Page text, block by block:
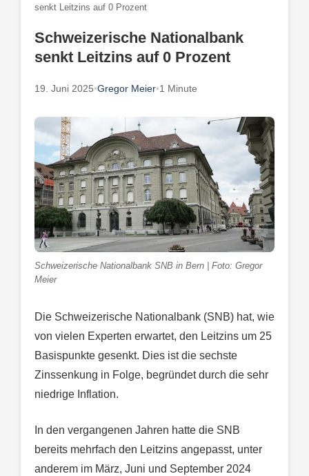
senkt Leitzins auf 0 Prozent
Schweizerische Nationalbank
senkt Leitzins auf 0 Prozent
19. Juni 2025•Gregor Meier•1 Minute
Schweizerische Nationalbank SNB in Bern | Foto: Gregor
Meier
Die Schweizerische Nationalbank (SNB) hat, wie
von vielen Experten erwartet, den Leitzins um 25
Basispunkte gesenkt. Dies ist die sechste
Zinssenkung in Folge, begründet durch die sehr
niedrige Inflation.
In den vergangenen Jahren hatte die SNB
bereits mehrfach den Leitzins angepasst, unter
anderem im März, Juni und September 2024